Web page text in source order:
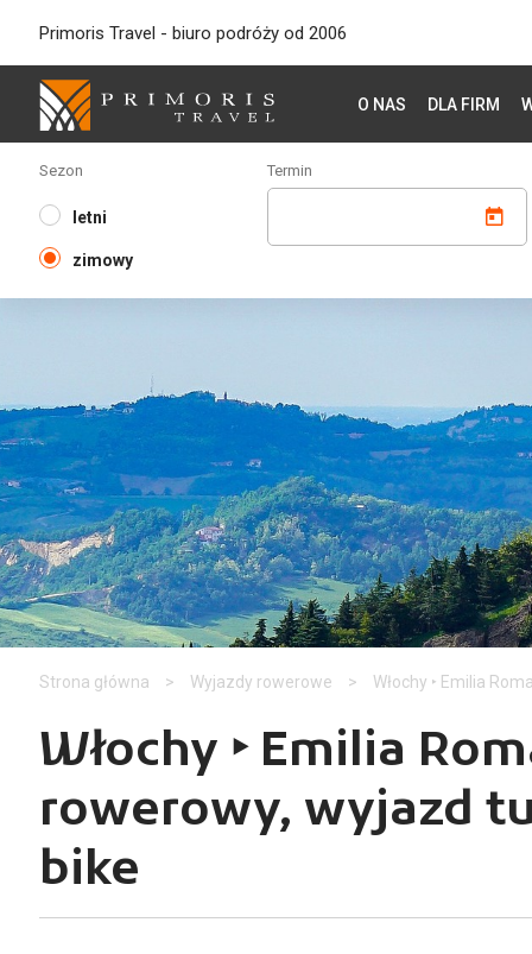
Primoris Travel - biuro podróży od 2006
O NAS DLA FIRM
Sezon
letni
zimowy
Termin
Strona główna > Wyjazdy rowerowe > Włochy ‣ Emilia
Włochy ‣ Emilia
rowerowy, wyjazd
bike